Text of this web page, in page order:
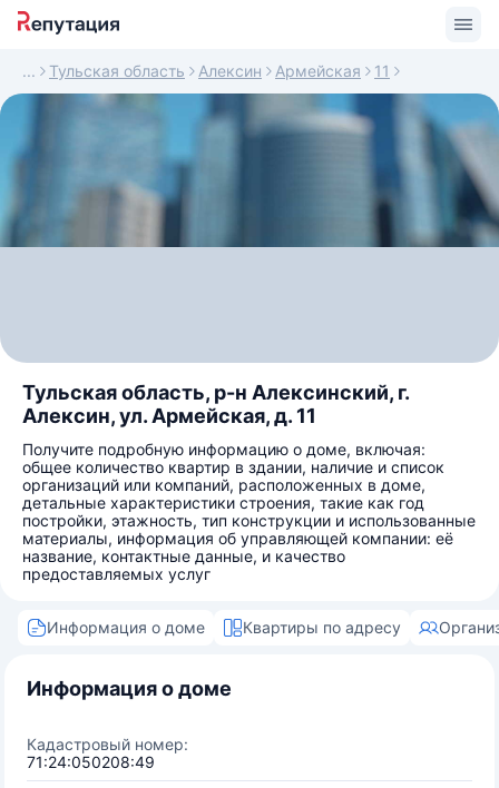
Тульская область Алексин Армейская 11
Тульская область, р-н Алексинский, г.
Алексин, ул. Армейская, д. 11
Получите подробную информацию о доме, включая:
общее количество квартир в здании, наличие и список
организаций или компаний, расположенных в доме,
детальные характеристики строения, такие как год
постройки, этажность, тип конструкции и использованные
материалы, информация об управляющей компании: её
название, контактные данные, и качество
предоставляемых услуг
Информация о доме Квартиры по адресу
Информация о доме
Кадастровый номер:
71:24:050208:49